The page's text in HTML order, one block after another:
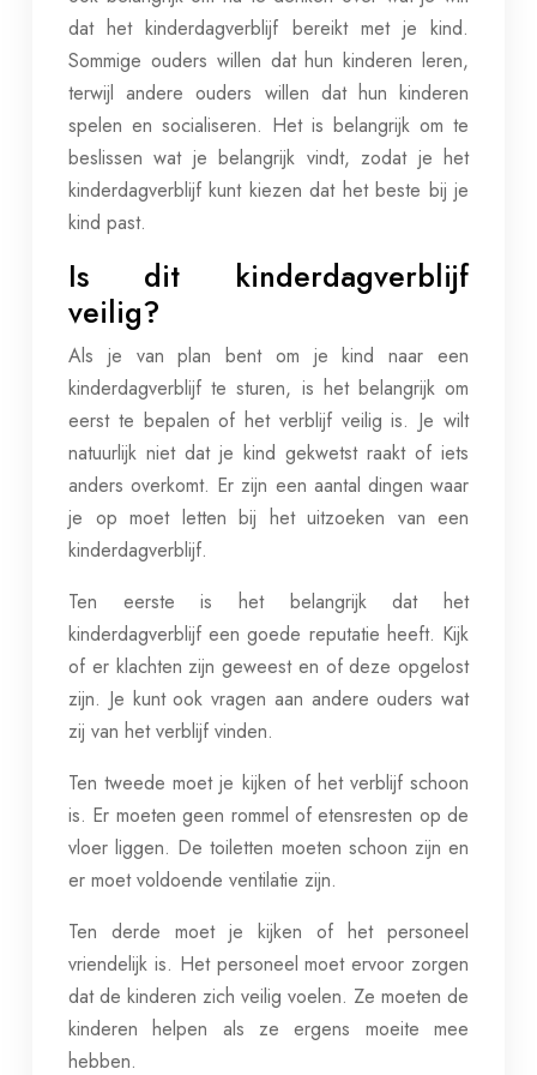
dat het kinderdagverblijf bereikt met je kind.
Sommige ouders willen dat hun kinderen leren,
terwijl andere ouders willen dat hun kinderen
spelen en socialiseren. Het is belangrijk om te
beslissen wat je belangrijk vindt, zodat je het
kinderdagverblijf kunt kiezen dat het beste bij je
kind past.
Is dit kinderdagverblijf
veilig?
Als je van plan bent om je kind naar een
kinderdagverblijf te sturen, is het belangrijk om
eerst te bepalen of het verblijf veilig is. Je wilt
natuurlijk niet dat je kind gekwetst raakt of iets
anders overkomt. Er zijn een aantal dingen waar
je op moet letten bij het uitzoeken van een
kinderdagverblijf.
Ten eerste is het belangrijk dat het
kinderdagverblijf een goede reputatie heeft. Kijk
of er klachten zijn geweest en of deze opgelost
zijn. Je kunt ook vragen aan andere ouders wat
zij van het verblijf vinden.
Ten tweede moet je kijken of het verblijf schoon
is. Er moeten geen rommel of etensresten op de
vloer liggen. De toiletten moeten schoon zijn en
er moet voldoende ventilatie zijn.
Ten derde moet je kijken of het personeel
vriendelijk is. Het personeel moet ervoor zorgen
dat de kinderen zich veilig voelen. Ze moeten de
kinderen helpen als ze ergens moeite mee
hebben.